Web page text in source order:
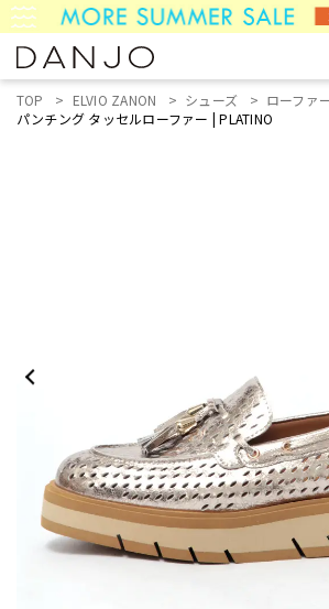
TOP ELVIO ZANON シューズ
ローファ
パンチング タッセルローファー | PLATINO